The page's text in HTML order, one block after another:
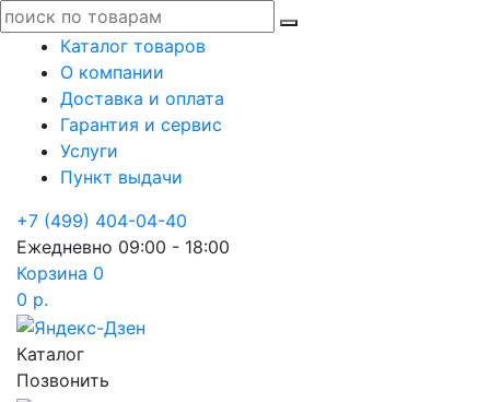
Каталог товаров
О компании
Доставка и оплата
Гарантия и сервис
Услуги
Пункт выдачи
+7 (499) 404-04-40
Ежедневно 09:00 - 18:00
Корзина 0
0 р.
Каталог
Позвонить